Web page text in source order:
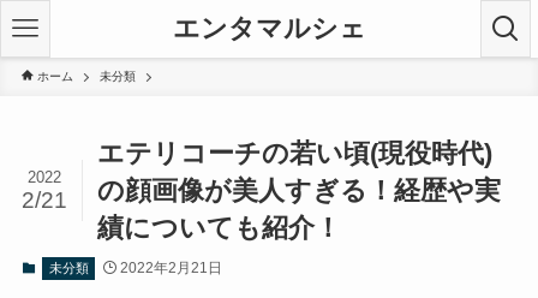
エンタマルシェ
ホーム 未分類
エテリコーチの若い頃(現役時代)
の顔画像が美人すぎる！経歴や実
績についても紹介！
2022
2/21
未分類 2022年2月21日